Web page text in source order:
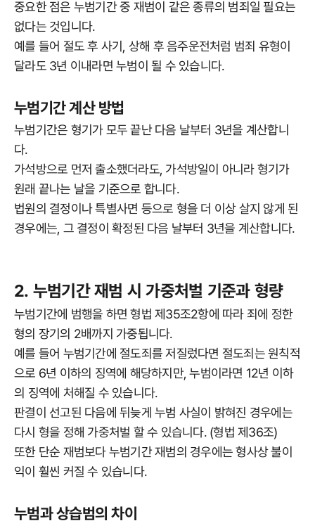
중요한 점은 누범기간 중 재범이 같은 종류의 범죄일 필요는
없다는 것입니다.
예를 들어 절도 후 사기, 상해 후 음주운전처럼 범죄 유형이
달라도 3년 이내라면 누범이 될 수 있습니다.
누범기간 계산 방법
누범기간은 형기가 모두 끝난 다음 날부터 3년을 계산합니
다.
가석방으로 먼저 출소했더라도, 가석방일이 아니라 형기가
원래 끝나는 날을 기준으로 합니다.
법원의 결정이나 특별사면 등으로 형을 더 이상 살지 않게 된
경우에는, 그 결정이 확정된 다음 날부터 3년을 계산합니다.
2. 누범기간 재범 시 가중처벌 기준과 형량
누범기간에 범행을 하면 형법 제35조2항에 따라 죄에 정한
형의 장기의 2배까지 가중됩니다.
예를 들어 누범기간에 절도죄를 저질렀다면 절도죄는 원칙적
으로 6년 이하의 징역에 해당하지만, 누범이라면 12년 이하
의 징역에 처해질 수 있습니다.
판결이 선고된 다음에 뒤늦게 누범 사실이 밝혀진 경우에는
다시 형을 정해 가중처벌 할 수 있습니다. (형법 제36조)
또한 단순 재범보다 누범기간 재범의 경우에는 형사상 불이
익이 훨씬 커질 수 있습니다.
누범과 상습범의 차이